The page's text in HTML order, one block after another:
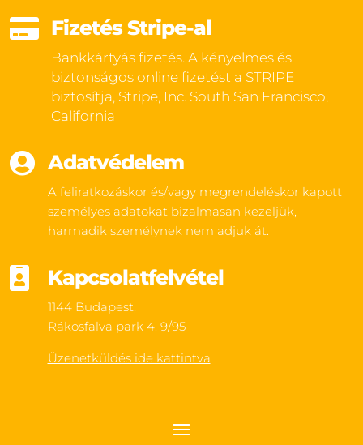
 Fizetés Stripe-al
Bankkártyás fizetés. A kényelmes és
biztonságos online fizetést a STRIPE
biztosítja, Stripe, Inc. South San Francisco,
California
 Adatvédelem
A feliratkozáskor és/vagy megrendeléskor kapott
személyes adatokat bizalmasan kezeljük,
harmadik személynek nem adjuk át.
 Kapcsolatfelvétel
1144 Budapest,
Rákosfalva park 4. 9/95
Üzenetküldés ide kattintva